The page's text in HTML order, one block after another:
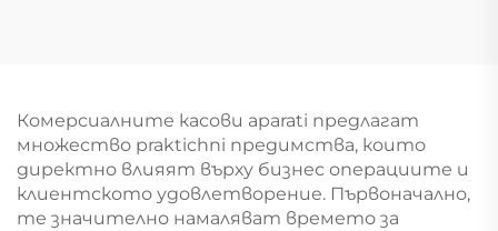
Комерсиалните касови aparati предлагат
множество praktichni предимства, които
директно влияят върху бизнес операциите и
клиентското удовлетворение. Първоначално,
те значително намаляват времето за